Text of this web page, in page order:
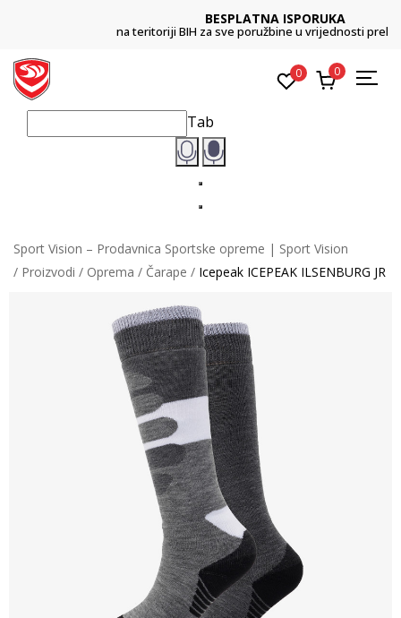
BESPLATNA ISPORUKA
na teritoriji BIH za sve poružbine u vrijednosti preko 99 KM
0 0
Tab
Sport Vision – Prodavnica Sportske opreme | Sport Vision
Proizvodi
Oprema Čarape Icepeak ICEPEAK ILSENBURG JR